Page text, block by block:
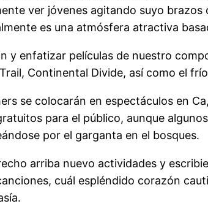
ver jóvenes agitando suyo
es una atmósfera atractiva
y enfatizar películas de nuestro
Continental Divide, así como el
se colocarán en espectáculos en
para el público, aunque
por el garganta en el bosques.
arriba nuevo actividades y
cuál espléndido corazón